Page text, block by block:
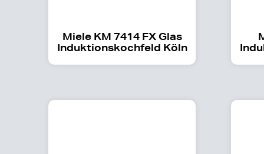
Miele KM 7414 FX Glas
Induktionskochfeld Köln